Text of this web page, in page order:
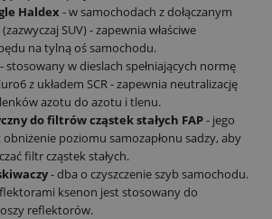
Haldex - w samochodach z dołączanym
SUV) - zapewnia właściwe
na tylną oś samochodu.
- stosowany w dieslach spełniających normę
z układem SCR - zapewnia neutralizację
azotu do azotu i tlenu.
do filtrów cząstek stałych FAP- jego
poziomu samozapłonu sadzy, aby
filtr cząstek stałych.
- dba o czyszczenie szyb samochodu.
ksenon jest stosowany do
reflektorów.